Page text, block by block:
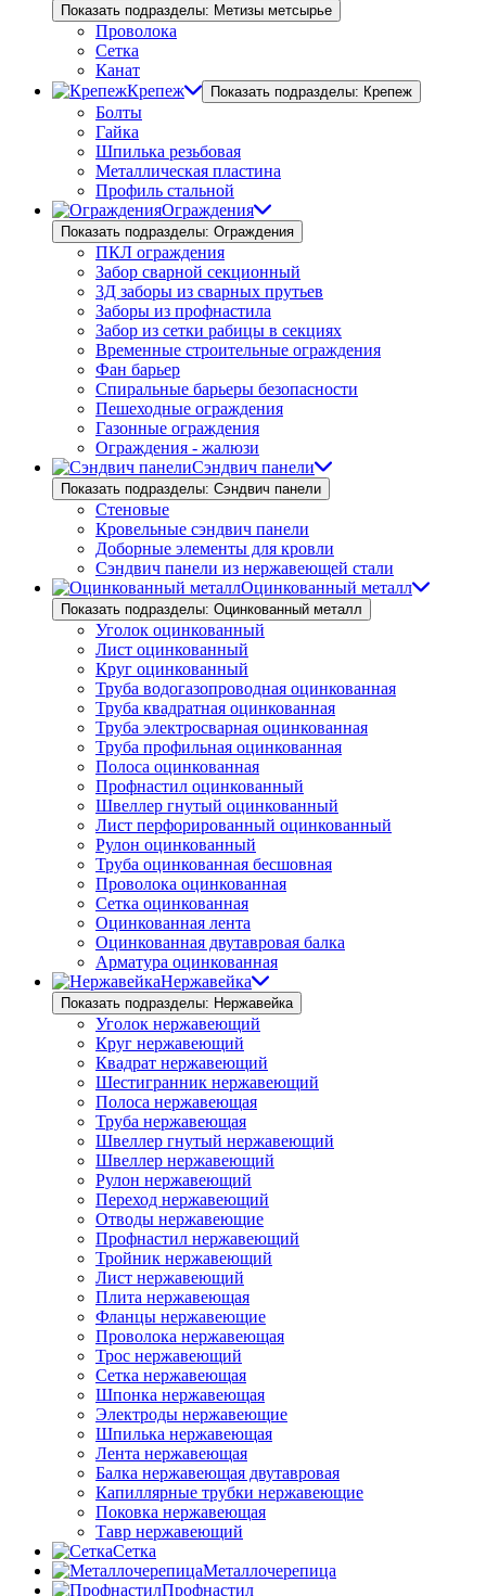
Показать подразделы: Метизы метсырье
Проволока
Сетка
Канат
Крепеж
Показать подразделы: Крепеж
Болты
Гайка
Шпилька резьбовая
Металлическая пластина
Профиль стальной
Ограждения
Показать подразделы: Ограждения
ПКЛ ограждения
Забор сварной секционный
3Д заборы из сварных прутьев
Заборы из профнастила
Забор из сетки рабицы в секциях
Временные строительные ограждения
Фан барьер
Спиральные барьеры безопасности
Пешеходные ограждения
Газонные ограждения
Ограждения - жалюзи
Сэндвич панели
Показать подразделы: Сэндвич панели
Стеновые
Кровельные сэндвич панели
Доборные элементы для кровли
Сэндвич панели из нержавеющей стали
Оцинкованный металл
Показать подразделы: Оцинкованный металл
Уголок оцинкованный
Лист оцинкованный
Круг оцинкованный
Труба водогазопроводная оцинкованная
Труба квадратная оцинкованная
Труба электросварная оцинкованная
Труба профильная оцинкованная
Полоса оцинкованная
Профнастил оцинкованный
Швеллер гнутый оцинкованный
Лист перфорированный оцинкованный
Рулон оцинкованный
Труба оцинкованная бесшовная
Проволока оцинкованная
Сетка оцинкованная
Оцинкованная лента
Оцинкованная двутавровая балка
Арматура оцинкованная
Нержавейка
Показать подразделы: Нержавейка
Уголок нержавеющий
Круг нержавеющий
Квадрат нержавеющий
Шестигранник нержавеющий
Полоса нержавеющая
Труба нержавеющая
Швеллер гнутый нержавеющий
Швеллер нержавеющий
Рулон нержавеющий
Переход нержавеющий
Отводы нержавеющие
Профнастил нержавеющий
Тройник нержавеющий
Лист нержавеющий
Плита нержавеющая
Фланцы нержавеющие
Проволока нержавеющая
Трос нержавеющий
Сетка нержавеющая
Шпонка нержавеющая
Электроды нержавеющие
Шпилька нержавеющая
Лента нержавеющая
Балка нержавеющая двутавровая
Капиллярные трубки нержавеющие
Поковка нержавеющая
Тавр нержавеющий
Сетка
Металлочерепица
Профнастил